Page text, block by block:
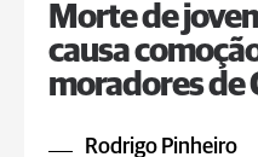
Morte de
causa
moradores de
Rodrigo Pinheiro